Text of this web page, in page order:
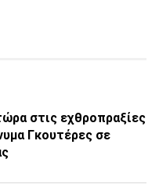
στις εχθροπραξίες
Γκουτέρες σε